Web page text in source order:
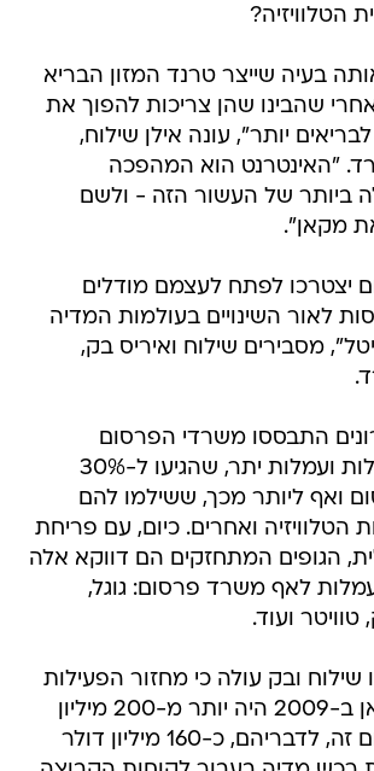
הטלוויזיה?
בעיה שייצר טרנד המזון הבריא
שהבינו שהן צריכות להפוך את
יותר", עונה אילן שילוח,
"האינטרנט הוא המהפכה
ביותר של העשור הזה - ולשם
מקאן".
יצטרכו לפתח לעצמם מודלים
לאור השינויים בעולמות המדיה
מסבירים שילוח ואיריס בק,
התבססו משרדי הפרסום
הגדולים על עמלות ועמלות יתר, שהגיעו ל-30%
ואף ליותר מכך, ששילמו להם
הטלוויזיה ואחרים. כיום, עם פריחת
הגופים המתחזקים הם דווקא אלה
לאף משרד פרסום: גוגל,
טוויטר ועוד.
שילוח ובק עולה כי מחזור הפעילות
של קבוצת מקאן ב-2009 היה יותר מ-200 מיליון
דולר. מתוך סכום זה, לדבריהם, כ-160 מיליון דולר